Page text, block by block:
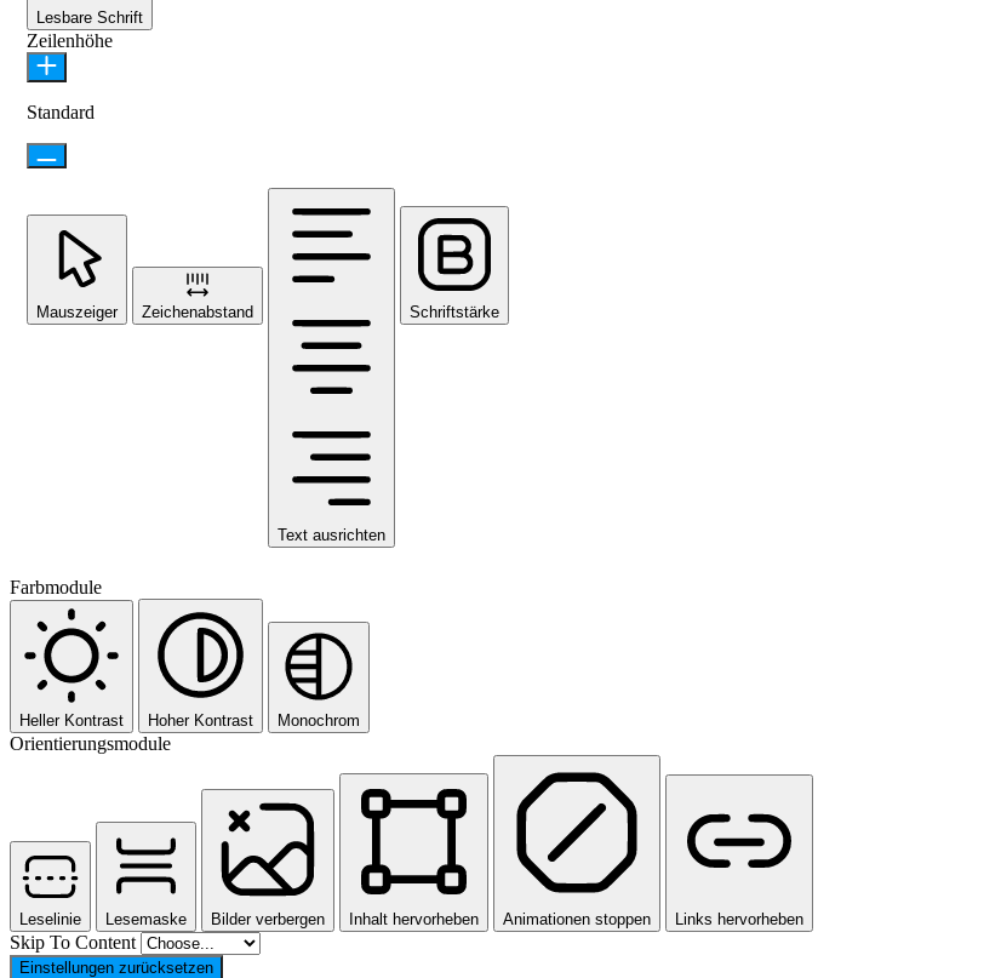
Lesbare Schrift
Zeilenhöhe
Standard
Mauszeiger Zeichenabstand
Text ausrichten
Schriftstärke
Farbmodule
Heller Kontrast Hoher Kontrast Monochrom
Orientierungsmodule
Leselinie Lesemaske Bilder verbergen Inhalt hervorheben Animationen stoppen Links hervorheben
Skip To Content
Einstellungen zurücksetzen